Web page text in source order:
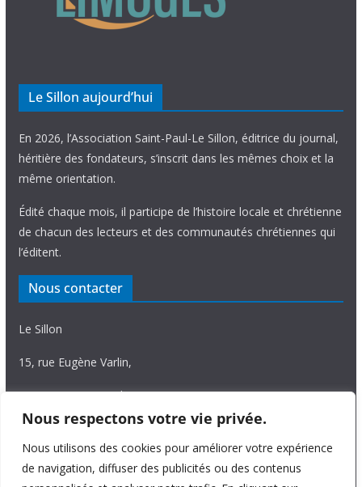
Nous respectons votre vie privée.
Nous utilisons des cookies pour améliorer votre expérience
de navigation, diffuser des publicités ou des contenus
Le Sillon aujourd’hui
En 2026, l’Association Saint-Paul-Le Sillon, éditrice du journal,
héritière des fondateurs, s’inscrit dans les mêmes choix et la
même orientation.
Édité chaque mois, il participe de l’histoire locale et chrétienne
de chacun des lecteurs et des communautés chrétiennes qui
l’éditent.
Nous contacter
Le Sillon
15, rue Eugène Varlin,
87036 Limoges Cedex.
Tél. 05 55 06 14 15
Nous écrire